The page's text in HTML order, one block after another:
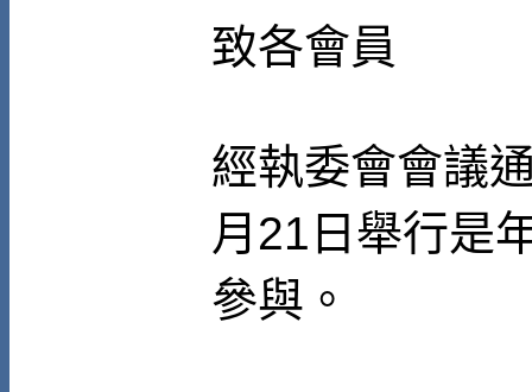
致各會員
經執委會會議
月21日舉行是
參與。